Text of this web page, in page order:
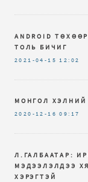
ANDROID
ТОЛЬ БИЧИГ
2021-04-15 12:02
МОНГОЛ ХЭЛНИЙ
2020-12-16 09:17
Л.ГАЛБААТАР:
МЭДЭЭЛЭЛДЭЭ
ХЭРЭГТЭЙ